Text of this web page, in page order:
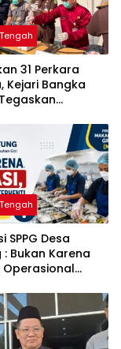
31 Perkara
Kejari Bangka
Hingga Tuntas
SPPG Desa
Bukan Karena
Operasional
Belum Cair